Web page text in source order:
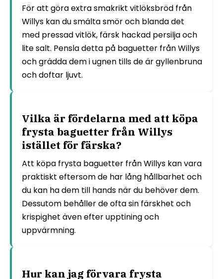
För att göra extra smakrikt vitlöksbröd från
Willys kan du smälta smör och blanda det
med pressad vitlök, färsk hackad persilja och
lite salt. Pensla detta på baguetter från Willys
och grädda dem i ugnen tills de är gyllenbruna
och doftar ljuvt.
Vilka är fördelarna med att köpa
frysta baguetter från Willys
istället för färska?
Att köpa frysta baguetter från Willys kan vara
praktiskt eftersom de har lång hållbarhet och
du kan ha dem till hands när du behöver dem.
Dessutom behåller de ofta sin färskhet och
krispighet även efter upptining och
uppvärmning.
Hur kan jag förvara frysta